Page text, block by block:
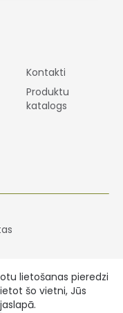
Kontakti
Produktu
katalogs
lietošanas pieredzi
šo vietni, Jūs